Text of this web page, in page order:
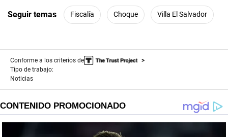
Seguir temas Fiscalía Choque Villa El Salvador
Conforme a los criterios de
Tipo de trabajo:
Noticias